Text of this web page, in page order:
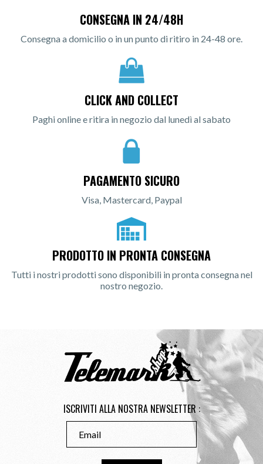
CONSEGNA IN 24/48H
Consegna a domicilio o in un punto di ritiro in 24-48 ore.
CLICK AND COLLECT
Paghi online e ritira in negozio dal lunedì al sabato
PAGAMENTO SICURO
Visa, Mastercard, Paypal
PRODOTTO IN PRONTA CONSEGNA
Tutti i nostri prodotti sono disponibili in pronta consegna nel
nostro negozio.
ISCRIVITI ALLA NOSTRA NEWSLETTER :